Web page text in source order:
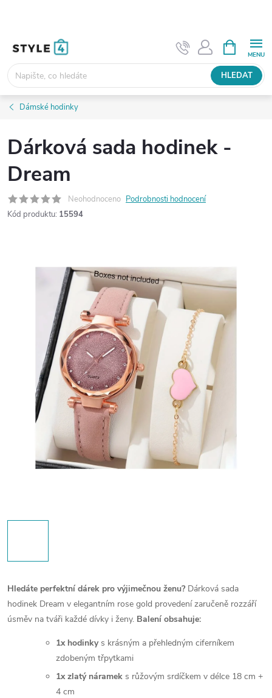
HLEDAT
NÁKUPNÍ
KOŠÍK
Dámské hodinky
Dárková sada hodinek -
Dream
Neohodnoceno Podrobnosti hodnocení
Kód produktu: 15594
Hledáte perfektní dárek pro výjimečnou ženu?Dárková sada
hodinek Dream v elegantním rose gold provedení zaručeně rozzáří
úsměv na tváři každé dívky i ženy. Balení obsahuje:
1x hodinkys krásným a přehledným ciferníkem
zdobeným třpytkami
1x zlatý náramek s růžovým srdíčkem v délce 18 cm +
4 cm